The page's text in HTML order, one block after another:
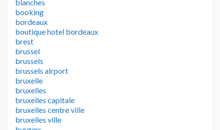
blanches
booking
bordeaux
boutique hotel bordeaux
brest
brussel
brussels
brussels airport
bruxelle
bruxelles
bruxelles capitale
bruxelles centre ville
bruxelles ville